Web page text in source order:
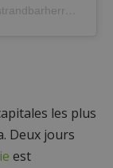
A post shared by Strandbar Herrmann (@strandbarherrmann)
les plus
Deux jours
est